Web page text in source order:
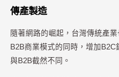
傳產製造
隨著網路的崛起，台灣傳統產
B2B商業模式的同時，增加
與B2B截然不同。